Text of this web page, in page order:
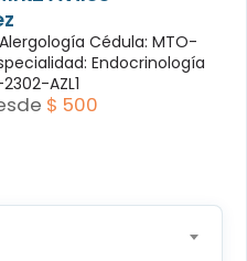
Cédula: MTO-
Endocrinología
AZL1
$ 500